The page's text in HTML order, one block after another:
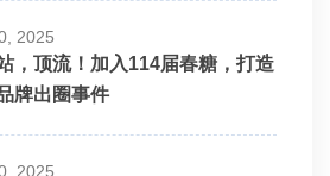
2025
，顶流！加入114届春糖，打造
牌出圈事件
2025